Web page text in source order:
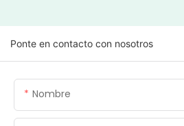
Ponte en contacto con nosotros
Nombre